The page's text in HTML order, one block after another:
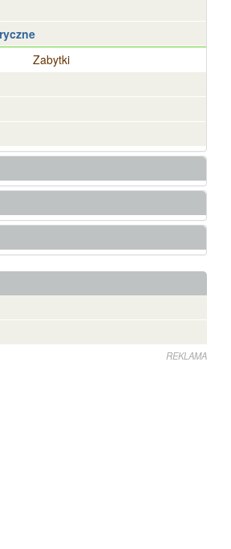
Zabytki
REKLAMA